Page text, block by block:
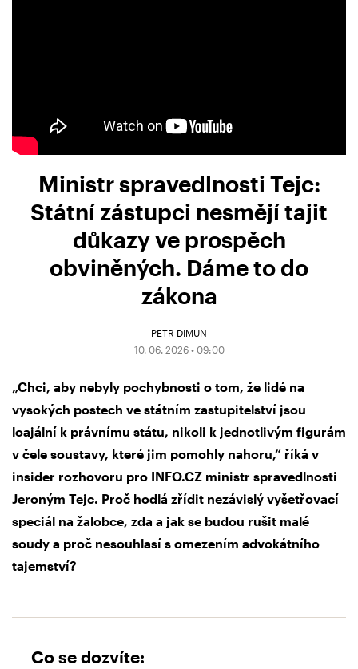
Ministr spravedlnosti Tejc:
Státní zástupci nesmějí tajit
důkazy ve prospěch
obviněných. Dáme to do
zákona
PETR DIMUN
10. 06. 2026 • 09:00
„Chci, aby nebyly pochybnosti o tom, že lidé na
vysokých postech ve státním zastupitelství jsou
loajální k právnímu státu, nikoli k jednotlivým figurám
v čele soustavy, které jim pomohly nahoru,“ říká v
insider rozhovoru pro INFO.CZ ministr spravedlnosti
Jeroným Tejc. Proč hodlá zřídit nezávislý vyšetřovací
speciál na žalobce, zda a jak se budou rušit malé
soudy a proč nesouhlasí s omezením advokátního
tajemství?
Co se dozvíte: